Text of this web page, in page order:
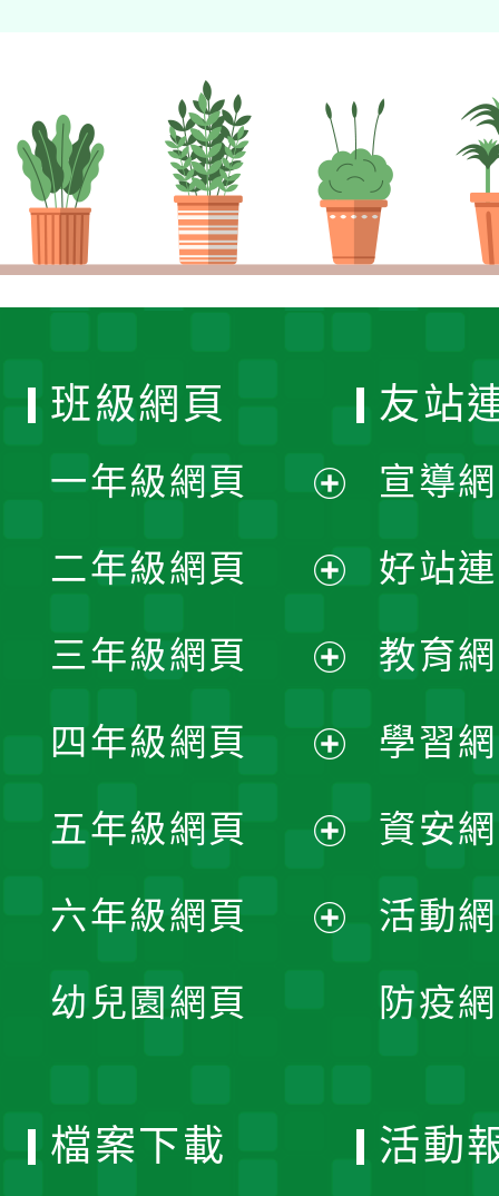
班級網頁
一年級網頁
開
選
單
二年級網頁
開
選
單
三年級網頁
開
選
單
四年級網頁
開
選
五年級網頁
開
六年級網頁
幼兒園網頁
友站
宣導
好站
教育
學習
資安
活動
防疫
檔案下載 活動